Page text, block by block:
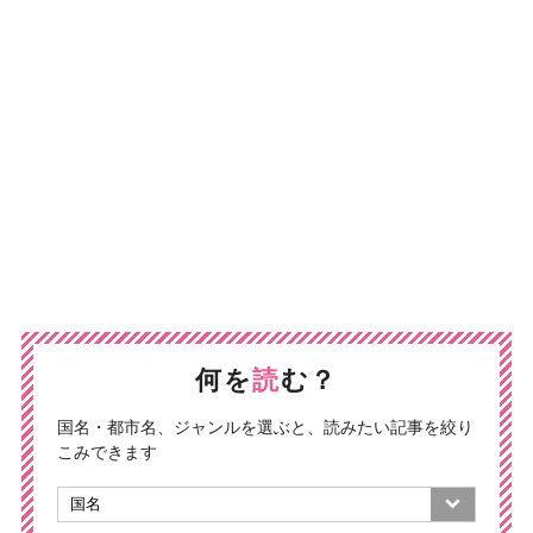
何を読む？
国名・都市名、ジャンルを選ぶと、読みたい記事を絞り
こみできます